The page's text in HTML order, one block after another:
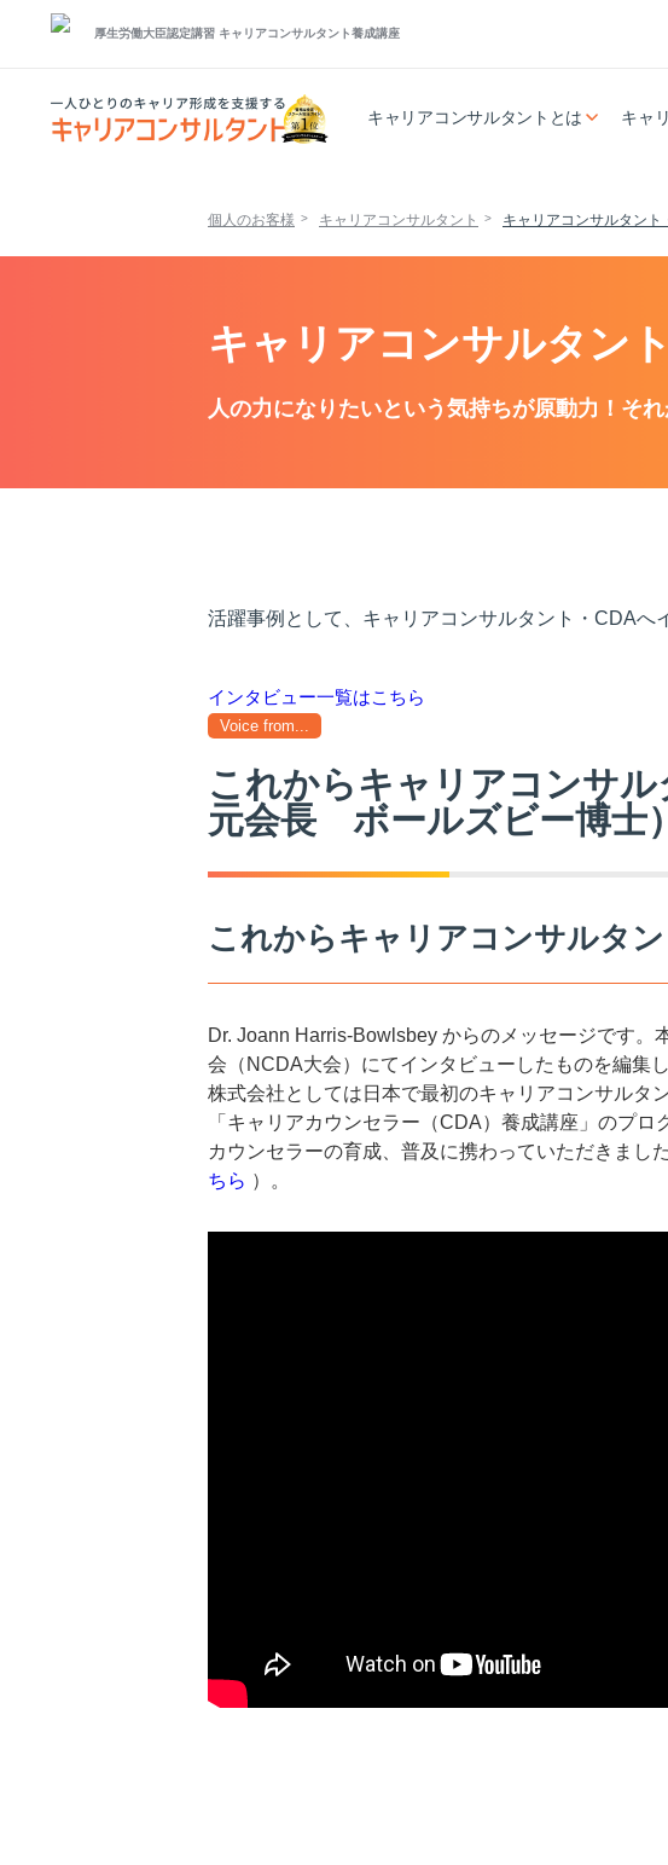
厚生労働大臣認定講習 キャリアコンサルタント養成講座
キャリアコンサルタントとは キャ
個人のお客様 キャリアコンサルタント キャリアコンサルタント
キャリアコンサルタン
人の力になりたいという気持ちが原動力！そ
活躍事例として、キャリアコンサルタント・CDAへ
インタビュー一覧はこちら
これからキャリアコンサ
元会長 ボールズビー博士）
Voice from...
これからキャリアコンサルタ
Dr. Joann Harris-Bowlsbey からのメッセージです
会（NCDA大会）にてインタビューしたものを編集し
株式会社としては日本で最初のキャリアコンサルタ
「キャリアカウンセラー（CDA）養成講座」のプ
カウンセラーの育成、普及に携わっていただきまし
ちら ）。